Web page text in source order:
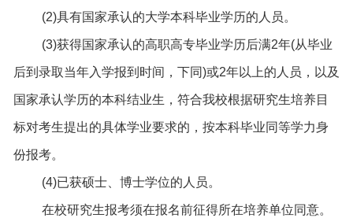
(2)具有国家承认的大学本科毕业学历的人员。
(3)获得国家承认的高职高专毕业学历后满2年(从毕业
后到录取当年入学报到时间，下同)或2年以上的人员，以及
国家承认学历的本科结业生，符合我校根据研究生培养目
标对考生提出的具体学业要求的，按本科毕业同等学力身
份报考。
(4)已获硕士、博士学位的人员。
在校研究生报考须在报名前征得所在培养单位同意。